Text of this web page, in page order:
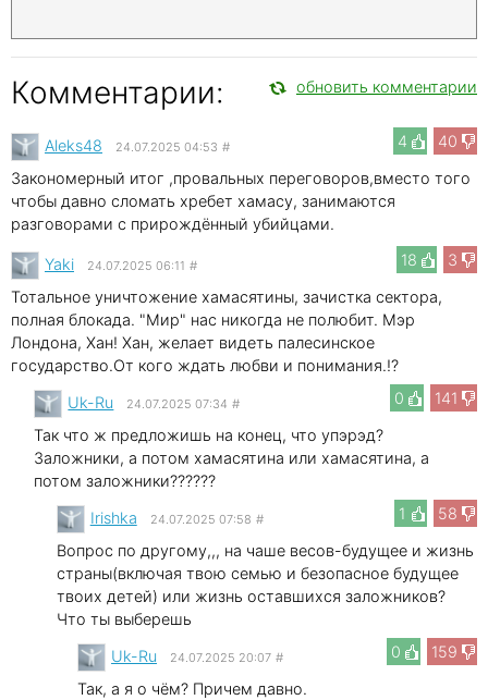
Комментарии: обновить комментарии
4 40
Aleks48 24.07.2025 04:53 #
Закономерный итог ,провальных переговоров,вместо того
чтобы давно сломать хребет хамасу, занимаются
разговорами с прирождённый убийцами.
18
3
Yaki 24.07.2025 06:11 #
Тотальное уничтожение хамасятины, зачистка сектора,
полная блокада. "Мир" нас никогда не полюбит. Мэр
Лондона, Хан! Хан, желает видеть палесинское
государство.От кого ждать любви и понимания.!?
0
141
Uk-Ru 24.07.2025 07:34 #
Так что ж предложишь на конец, что упэрэд?
Заложники, а потом хамасятина или хамасятина, а
потом заложники??????
1
58
Irishka 24.07.2025 07:58 #
Вопрос по другому,,, на чаше весов-будущее и жизнь
страны(включая твою семью и безопасное будущее
твоих детей) или жизнь оставшихся заложников?
Что ты выберешь
0
159
Uk-Ru 24.07.2025 20:07 #
Так, а я о чём? Причем давно.